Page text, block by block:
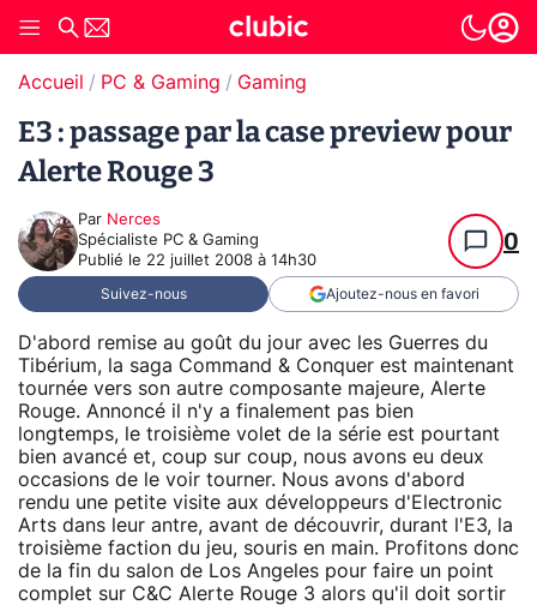
Accueil PC & Gaming Gaming
E3 : passage par la case preview pour
Alerte Rouge 3
Par Nerces
Spécialiste PC & Gaming
Publié le 22 juillet 2008 à 14h30
0
Suivez-nous Ajoutez-nous en favori
D'abord remise au goût du jour avec les Guerres du
Tibérium, la saga Command & Conquer est maintenant
tournée vers son autre composante majeure, Alerte
Rouge. Annoncé il n'y a finalement pas bien
longtemps, le troisième volet de la série est pourtant
bien avancé et, coup sur coup, nous avons eu deux
occasions de le voir tourner. Nous avons d'abord
rendu une petite visite aux développeurs d'Electronic
Arts dans leur antre, avant de découvrir, durant l'E3, la
troisième faction du jeu, souris en main. Profitons donc
de la fin du salon de Los Angeles pour faire un point
complet sur C&C Alerte Rouge 3 alors qu'il doit sortir